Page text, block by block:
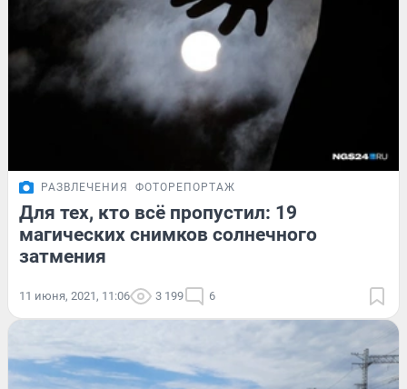
РАЗВЛЕЧЕНИЯ ФОТОРЕПОРТАЖ
Для тех, кто всё пропустил: 19
магических снимков солнечного
затмения
11 июня, 2021, 11:06 3 199 6